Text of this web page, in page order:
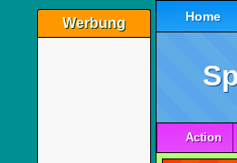
Werbung Home
Action